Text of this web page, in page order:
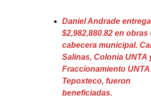
Daniel Andrade entrega
$2,982,880.82 en obras
cabecera municipal.
Salinas, Colonia UNTA
Fraccionamiento UNTA
Tepoxteco, fueron
beneficiadas.